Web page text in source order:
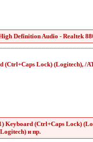
Definition Audio - Realtek
(Ctrl+Caps Lock) (Logitech), /
Keyboard (Ctrl+Caps Lock)
и пр.